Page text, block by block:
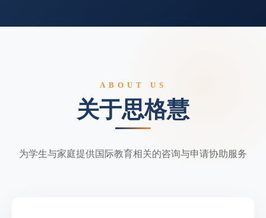
ABOUT US
关于思格慧
为学生与家庭提供国际教育相关的咨询与申请协助服务